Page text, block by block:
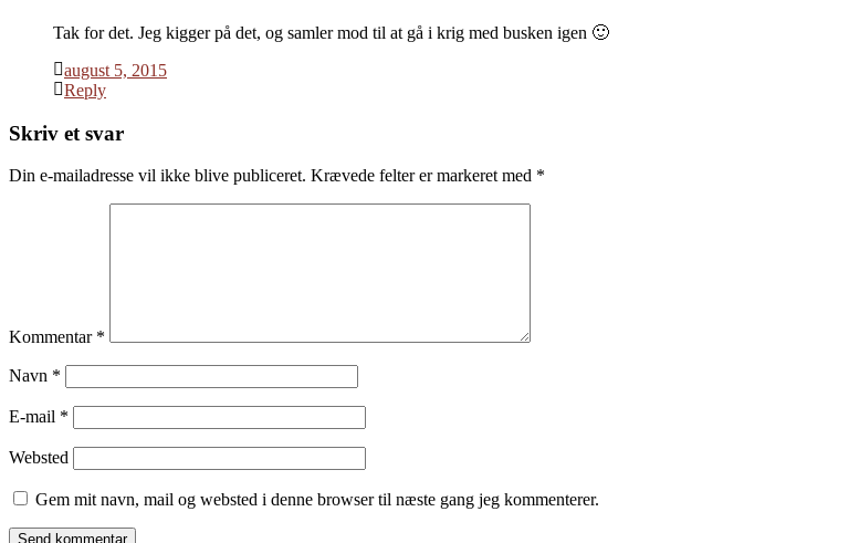
Tak for det. Jeg kigger på det, og samler mod til at gå i krig med busken igen 🙂
august 5, 2015
Reply
Skriv et svar
Din e-mailadresse vil ikke blive publiceret. Krævede felter er markeret med *
Kommentar *
Navn *
E-mail *
Websted
Gem mit navn, mail og websted i denne browser til næste gang jeg kommenterer.